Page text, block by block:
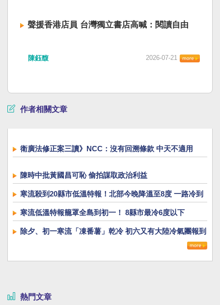
聲援香港店員 台灣獨立書店高喊：閱讀自由
陳鈺馥 2026-07-21
作者相關文章
衛廣法修正案三讀》NCC：沒有回溯條款 中天不適用
陳時中批黃國昌可恥 偷拍謀取政治利益
寒流殺到20縣市低溫特報！北部今晚降溫至8度 一路冷到
下週一
寒流低溫特報籠罩全島到初一！ 8縣市最冷6度以下
除夕、初一寒流「凍番薯」乾冷 初六又有大陸冷氣團報到
熱門文章